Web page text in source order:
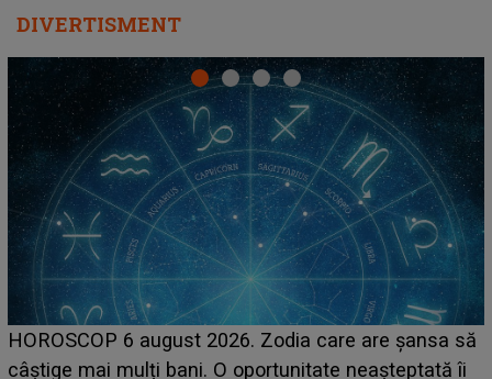
DIVERTISMENT
LINE-UP UNTOLD ONE, prima zi. Cine sunt artiștii
care deschid festivalul și de la ce ore au loc cele mai